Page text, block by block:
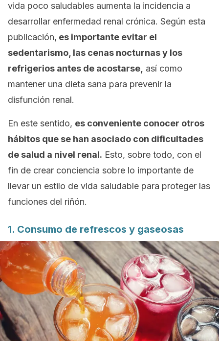
vida poco saludables aumenta la incidencia a
desarrollar enfermedad renal crónica. Según esta
publicación, es importante evitar el
sedentarismo, las cenas nocturnas y los
refrigerios antes de acostarse, así como
mantener una dieta sana para prevenir la
disfunción renal.
En este sentido, es conveniente conocer otros
hábitos que se han asociado con dificultades
de salud a nivel renal. Esto, sobre todo, con el
fin de crear conciencia sobre lo importante de
llevar un estilo de vida saludable para proteger las
funciones del riñón.
1. Consumo de refrescos y gaseosas